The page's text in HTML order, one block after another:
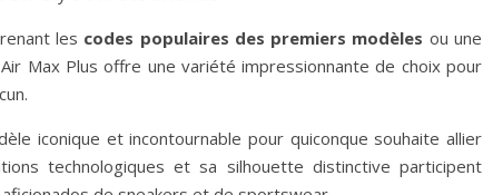
les codes populaires des premiers modèles ou une
Max Plus offre une variété impressionnante de choix pour
iconique et incontournable pour quiconque souhaite allier
technologiques et sa silhouette distinctive participent